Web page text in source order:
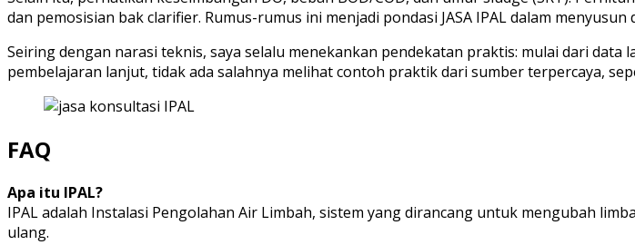
dan pemosisian bak clarifier. Rumus-rumus ini menjadi pondasi JASA IPAL dalam
Seiring dengan narasi teknis, saya selalu menekankan pendekatan praktis: mulai dari
pembelajaran lanjut, tidak ada salahnya melihat contoh praktik dari sumber terpercaya,
FAQ
Apa itu IPAL?
IPAL adalah Instalasi Pengolahan Air Limbah, sistem yang dirancang untuk mengubah
ulang.